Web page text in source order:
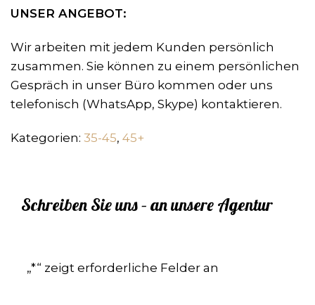
UNSER ANGEBOT:
Wir arbeiten mit jedem Kunden persönlich
zusammen. Sie können zu einem persönlichen
Gespräch in unser Büro kommen oder uns
telefonisch (WhatsApp, Skype) kontaktieren.
Kategorien: 35-45, 45+
Schreiben Sie uns – an unsere Agentur
„*“ zeigt erforderliche Felder an